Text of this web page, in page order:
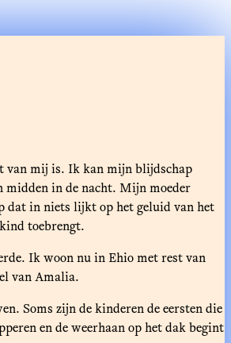
van mij is. Ik kan mijn blijdschap
midden in de nacht. Mijn moeder
dat in niets lijkt op het geluid van het
toebrengt.
Ik woon nu in Ehio met rest van
van Amalia.
Soms zijn de kinderen de eersten die
en de weerhaan op het dak begint